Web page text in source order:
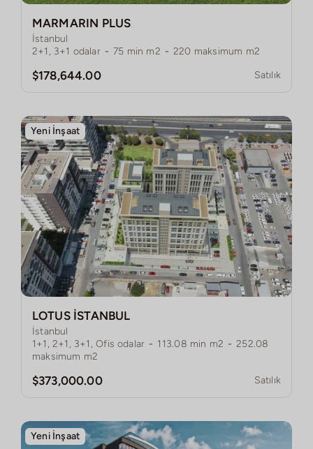
MARMARIN PLUS
İstanbul
2+1, 3+1 odalar - 75 min m2 - 220 maksimum m2
$178,644.00 Satılık
Yeni İnşaat
LOTUS İSTANBUL
İstanbul
1+1, 2+1, 3+1, Ofis odalar - 113.08 min m2 - 252.08
maksimum m2
$373,000.00 Satılık
Yeni İnşaat